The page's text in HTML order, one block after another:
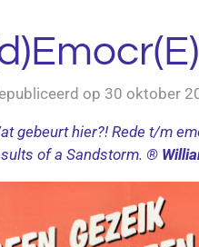
op 30 oktober
gebeurt hier?! Rede t/m
of a Sandstorm. ®